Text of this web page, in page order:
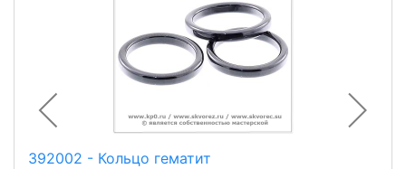
392002 - Кольцо гематит